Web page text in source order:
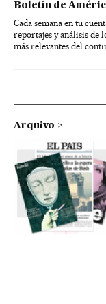
Boletín de
Cada semana en tu
reportajes y análisis de
más relevantes del
Arquivo